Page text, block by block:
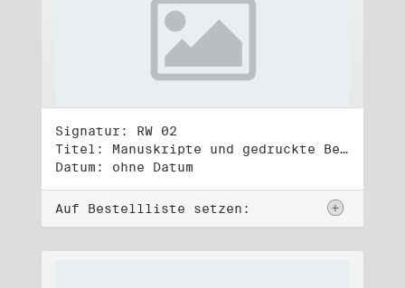
Signatur: RW 02
Titel: Manuskripte und gedruckte Belege (2)
Datum: ohne Datum
Auf Bestellliste setzen: